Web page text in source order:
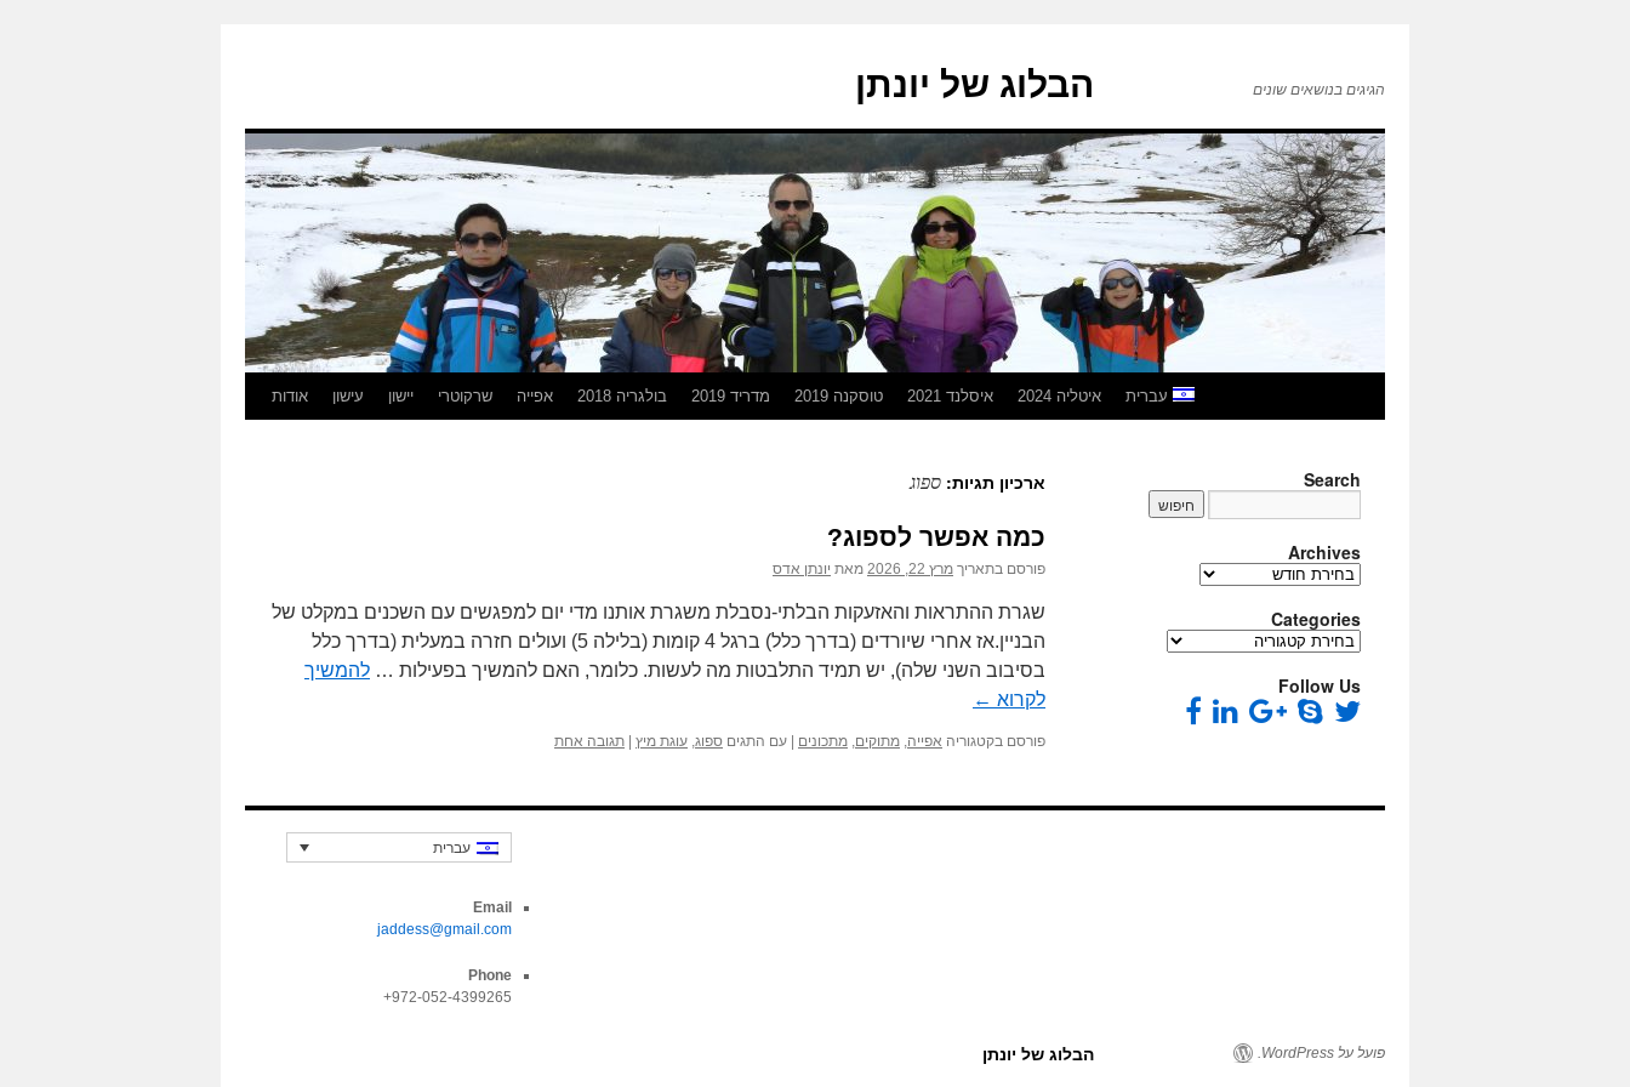
הבלוג של יונתן הגיגים בנושאים שונים
אודות עישון יישון שרקוטרי אפייה בולגריה 2018 מדריד 2019 טוסקנה 2019 איסלנד 2021 איטליה 2024 עברית
ארכיון תגיות: ספוג
כמה אפשר לספוג?
פורסם בתאריך מרץ 22, 2026 מאת יונתן אדס
שגרת ההתראות והאזעקות הבלתי-נסבלת משגרת אותנו מדי יום למפגשים עם השכנים במקלט של
הבניין.אז אחרי שיורדים (בדרך כלל) ברגל 4 קומות (בלילה 5) ועולים חזרה במעלית (בדרך כלל
בסיבוב השני שלה), יש תמיד התלבטות מה לעשות. כלומר, האם להמשיך בפעילות … להמשיך
לקרוא ←
פורסם בקטגוריה אפייה, מתוקים, מתכונים עם התגים ספוג, עוגת מיץ תגובה אחת
Search
Archives
Archives
Categories
Categories
Follow Us
עברית
Email
jaddess@gmail.com
Phone
972-052-4399265+
הבלוג של יונתן פועל על WordPress.